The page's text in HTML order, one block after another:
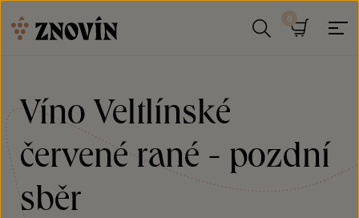
Víno Veltlínské
červené rané - pozdní
sběr